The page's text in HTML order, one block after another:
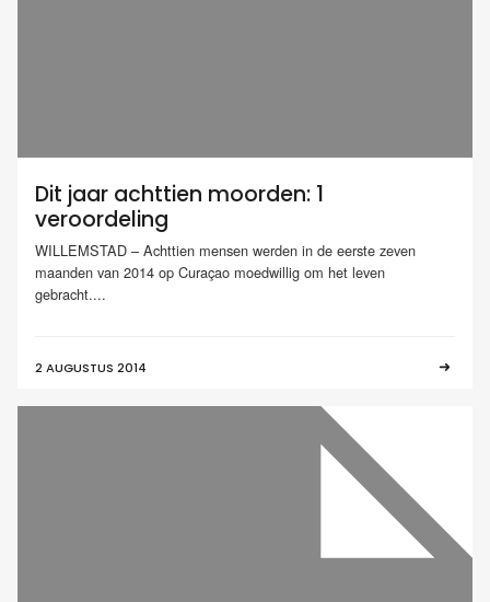
Dit jaar achttien moorden: 1
veroordeling
WILLEMSTAD – Achttien mensen werden in de eerste zeven
maanden van 2014 op Curaçao moedwillig om het leven
gebracht....
2 AUGUSTUS 2014